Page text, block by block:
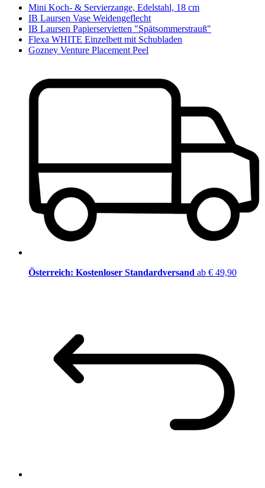
Mini Koch- & Servierzange, Edelstahl, 18 cm
IB Laursen Vase Weidengeflecht
IB Laursen Papierservietten "Spätsommerstrauß"
Flexa WHITE Einzelbett mit Schubladen
Gozney Venture Placement Peel
Österreich: Kostenloser Standardversand ab € 49,90